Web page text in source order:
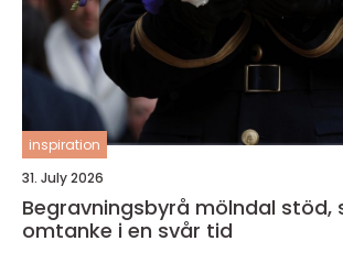
inspiration
31. July 2026
Begravningsbyrå mölndal stöd, struktur och
omtanke i en svår tid